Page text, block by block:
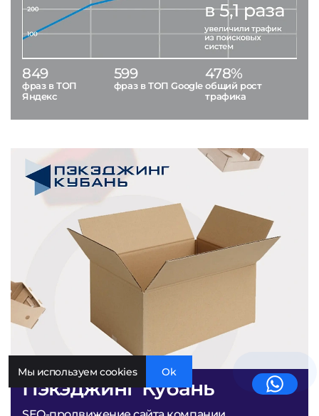
Пэкэджинг Кубань
849
фраз в ТОП
Яндекс
599
фраз в ТОП Google
478%
общий рост
трафика
Мы используем cookies Ok